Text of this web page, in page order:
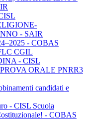
- SAIR
- COBAS
CGIL
- CISL
ORALE PNRR3
candidati e
- CISL Scuola
- COBAS